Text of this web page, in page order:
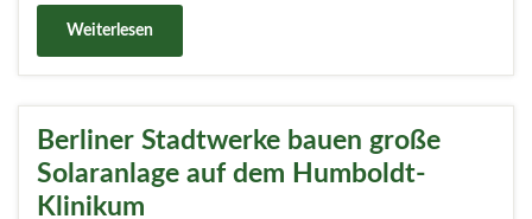
Weiterlesen
Berliner Stadtwerke bauen große
Solaranlage auf dem Humboldt-
Klinikum